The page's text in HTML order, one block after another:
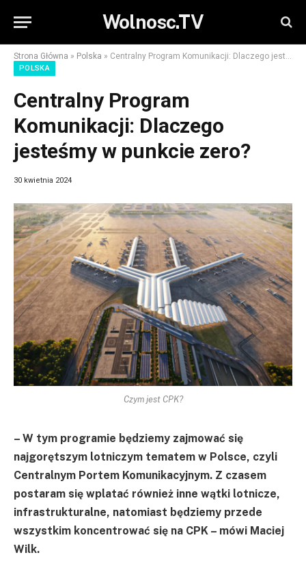
Wolnosc.TV
Strona Główna » Polska » Centralny Program Komunikacji: Dlaczego jesteśmy w punkcie zero?
POLSKA
Centralny Program
Komunikacji: Dlaczego
jesteśmy w punkcie zero?
30 kwietnia 2024
Czym jest CPK?
– W tym programie będziemy zajmować się
najgorętszym lotniczym tematem w Polsce, czyli
Centralnym Portem Komunikacyjnym. Z czasem
postaram się wplatać również inne wątki lotnicze,
infrastrukturalne, natomiast będziemy przede
wszystkim koncentrować się na CPK – mówi Maciej
Wilk.